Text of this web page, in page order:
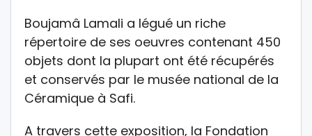
Boujamâ Lamali a légué un riche
répertoire de ses oeuvres contenant 450
objets dont la plupart ont été récupérés
et conservés par le musée national de la
Céramique à Safi.
A travers cette exposition, la Fondation